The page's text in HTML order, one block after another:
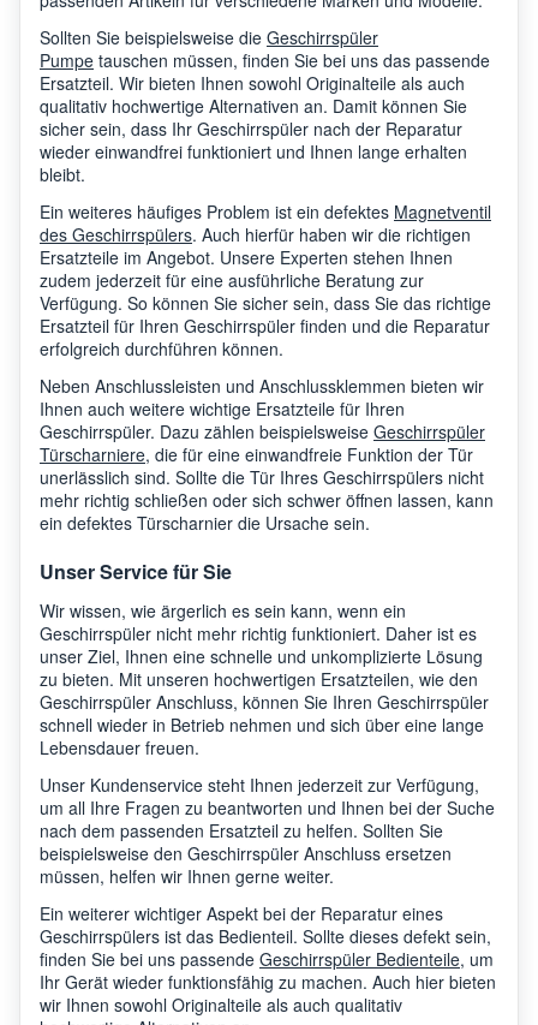
Sollten Sie beispielsweise die Geschirrspüler
Pumpe tauschen müssen, finden Sie bei uns das passende
Ersatzteil. Wir bieten Ihnen sowohl Originalteile als auch
qualitativ hochwertige Alternativen an. Damit können Sie
sicher sein, dass Ihr Geschirrspüler nach der Reparatur
wieder einwandfrei funktioniert und Ihnen lange erhalten
bleibt.
Ein weiteres häufiges Problem ist ein defektes Magnetventil
des Geschirrspülers. Auch hierfür haben wir die richtigen
Ersatzteile im Angebot. Unsere Experten stehen Ihnen
zudem jederzeit für eine ausführliche Beratung zur
Verfügung. So können Sie sicher sein, dass Sie das richtige
Ersatzteil für Ihren Geschirrspüler finden und die Reparatur
erfolgreich durchführen können.
Neben Anschlussleisten und Anschlussklemmen bieten wir
Ihnen auch weitere wichtige Ersatzteile für Ihren
Geschirrspüler. Dazu zählen beispielsweise Geschirrspüler
Türscharniere, die für eine einwandfreie Funktion der Tür
unerlässlich sind. Sollte die Tür Ihres Geschirrspülers nicht
mehr richtig schließen oder sich schwer öffnen lassen, kann
ein defektes Türscharnier die Ursache sein.
Unser Service für Sie
Wir wissen, wie ärgerlich es sein kann, wenn ein
Geschirrspüler nicht mehr richtig funktioniert. Daher ist es
unser Ziel, Ihnen eine schnelle und unkomplizierte Lösung
zu bieten. Mit unseren hochwertigen Ersatzteilen, wie den
Geschirrspüler Anschluss, können Sie Ihren Geschirrspüler
schnell wieder in Betrieb nehmen und sich über eine lange
Lebensdauer freuen.
Unser Kundenservice steht Ihnen jederzeit zur Verfügung,
um all Ihre Fragen zu beantworten und Ihnen bei der Suche
nach dem passenden Ersatzteil zu helfen. Sollten Sie
beispielsweise den Geschirrspüler Anschluss ersetzen
müssen, helfen wir Ihnen gerne weiter.
Ein weiterer wichtiger Aspekt bei der Reparatur eines
Geschirrspülers ist das Bedienteil. Sollte dieses defekt sein,
finden Sie bei uns passende Geschirrspüler Bedienteile, um
Ihr Gerät wieder funktionsfähig zu machen. Auch hier bieten
wir Ihnen sowohl Originalteile als auch qualitativ